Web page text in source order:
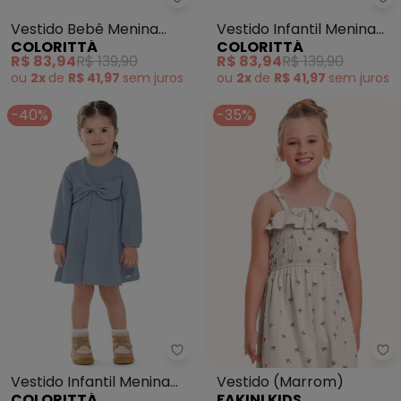
Colorittá - Vestido Bebê
Vestido Bebê Menina
Tricô Texturizado (Rosa)
COLORITTÁ
R$ 83,94R$ 139,90
ou 2x de R$ 41,97 sem juros
Vestido Infantil Menina
Xadrez Babados (Bege)
COLORITTÁ
R$ 83,94R$ 139,90
ou 2x de R$ 41,97 sem juros
-40%
Colorittá - Vestido Infantil
Vestido Infantil Menina
-35%
Vestido (Marrom)